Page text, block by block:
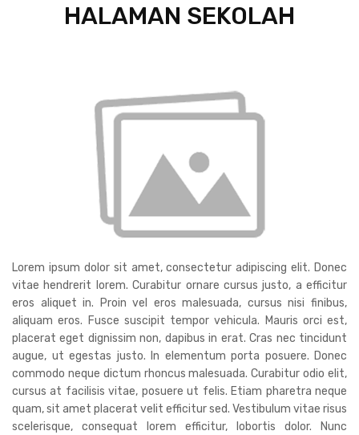
HALAMAN SEKOLAH
Lorem ipsum dolor sit amet, consectetur adipiscing elit. Donec
vitae hendrerit lorem. Curabitur ornare cursus justo, a efficitur
eros aliquet in. Proin vel eros malesuada, cursus nisi finibus,
aliquam eros. Fusce suscipit tempor vehicula. Mauris orci est,
placerat eget dignissim non, dapibus in erat. Cras nec tincidunt
augue, ut egestas justo. In elementum porta posuere. Donec
commodo neque dictum rhoncus malesuada. Curabitur odio elit,
cursus at facilisis vitae, posuere ut felis. Etiam pharetra neque
quam, sit amet placerat velit efficitur sed. Vestibulum vitae risus
scelerisque, consequat lorem efficitur, lobortis dolor. Nunc